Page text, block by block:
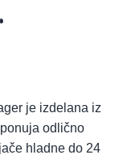
je izdelana iz
odlično
hladne do 24